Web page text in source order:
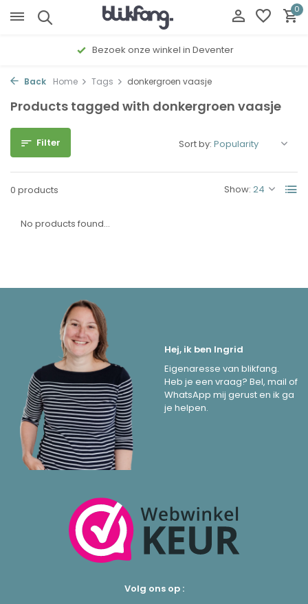
0
Bezoek onze winkel in Deventer
Back Home Tags donkergroen vaasje
Products tagged with donkergroen vaasje
Filter
0 products Show:
Sort by:
No products found...
Hej, ik ben Ingrid
Eigenaresse van blikfang.
Heb je een vraag? Bel, mail of
WhatsApp mij gerust en ik ga
je helpen.
Volg ons op :